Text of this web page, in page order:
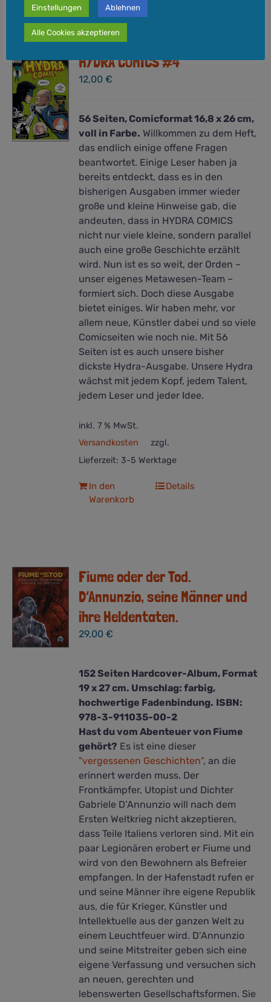
HYDRA COMICS #4
12,00€
56 Seiten, Comicformat 16,8 x 26 cm,
voll in Farbe. Willkommen zu dem Heft,
das endlich einige offene Fragen
beantwortet. Einige Leser haben ja
bereits entdeckt, dass es in den
bisherigen Ausgaben immer wieder
große und kleine Hinweise gab, die
andeuten, dass in HYDRA COMICS
nicht nur viele kleine, sondern parallel
auch eine große Geschichte erzählt
wird. Nun ist es so weit, der Orden –
unser eigenes Metawesen-Team –
formiert sich. Doch diese Ausgabe
bietet einiges. Wir haben mehr, vor
allem neue, Künstler dabei und so viele
Comicseiten wie noch nie. Mit 56
Seiten ist es auch unsere bisher
dickste Hydra-Ausgabe. Unsere Hydra
wächst mit jedem Kopf, jedem Talent,
jedem Leser und jeder Idee.
inkl. 7 % MwSt.
zzgl.
Versandkosten
Lieferzeit: 3-5 Werktage
In den
Warenkorb
Details
Fiume oder der Tod.
D’Annunzio, seine Männer und
ihre Heldentaten.
29,00€
152 Seiten Hardcover-Album, Format
19 x 27 cm. Umschlag: farbig,
hochwertige Fadenbindung. ISBN:
978-3-911035-00-2
Hast du vom Abenteuer von Fiume
gehört? Es ist eine dieser
"vergessenen Geschichten", an die
erinnert werden muss. Der
Frontkämpfer, Utopist und Dichter
Gabriele D’Annunzio will nach dem
Ersten Weltkrieg nicht akzeptieren,
dass Teile Italiens verloren sind. Mit ein
paar Legionären erobert er Fiume und
wird von den Bewohnern als Befreier
empfangen. In der Hafenstadt rufen er
und seine Männer ihre eigene Republik
aus, die für Krieger, Künstler und
Intellektuelle aus der ganzen Welt zu
einem Leuchtfeuer wird. D’Annunzio
und seine Mitstreiter geben sich eine
eigene Verfassung und versuchen sich
an neuen, gerechten und
lebenswerten Gesellschaftsformen. Sie
Einstellungen Ablehnen
Alle Cookies akzeptieren